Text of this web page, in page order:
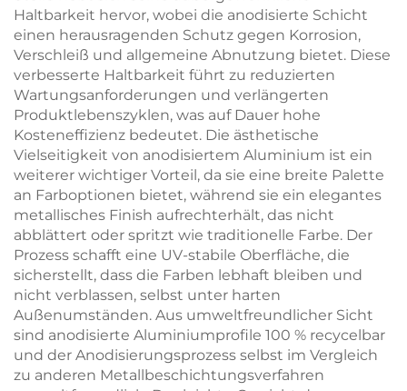
Haltbarkeit hervor, wobei die anodisierte Schicht
einen herausragenden Schutz gegen Korrosion,
Verschleiß und allgemeine Abnutzung bietet. Diese
verbesserte Haltbarkeit führt zu reduzierten
Wartungsanforderungen und verlängerten
Produktlebenszyklen, was auf Dauer hohe
Kosteneffizienz bedeutet. Die ästhetische
Vielseitigkeit von anodisiertem Aluminium ist ein
weiterer wichtiger Vorteil, da sie eine breite Palette
an Farboptionen bietet, während sie ein elegantes
metallisches Finish aufrechterhält, das nicht
abblättert oder spritzt wie traditionelle Farbe. Der
Prozess schafft eine UV-stabile Oberfläche, die
sicherstellt, dass die Farben lebhaft bleiben und
nicht verblassen, selbst unter harten
Außenumständen. Aus umweltfreundlicher Sicht
sind anodisierte Aluminiumprofile 100 % recycelbar
und der Anodisierungsprozess selbst im Vergleich
zu anderen Metallbeschichtungsverfahren